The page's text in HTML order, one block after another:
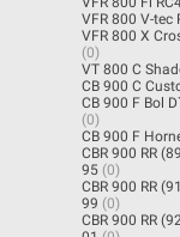
VFR 800 V-tec
VFR 800 X
(0)
VT 800 C
CB 900 C
CB 900 F Bol
(0)
CB 900 F
CBR 900 RR
95 (0)
CBR 900 RR
99 (0)
CBR 900 RR